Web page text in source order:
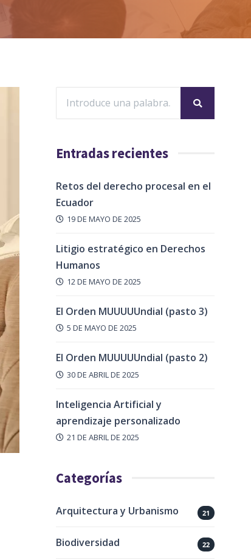
Entradas recientes
Retos del derecho procesal en el
Ecuador
19 DE MAYO DE 2025
Litigio estratégico en Derechos
Humanos
12 DE MAYO DE 2025
El Orden MUUUUUndial (pasto 3)
5 DE MAYO DE 2025
El Orden MUUUUUndial (pasto 2)
30 DE ABRIL DE 2025
Inteligencia Artificial y
aprendizaje personalizado
21 DE ABRIL DE 2025
Categorías
Arquitectura y Urbanismo 21
Biodiversidad 22